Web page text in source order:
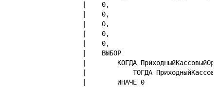
|    0,
|    0,
|    0,
|    0,
|    0,
|    ВЫБОР
|        КОГДА
|            ТОГДА
|        ИНАЧЕ 0